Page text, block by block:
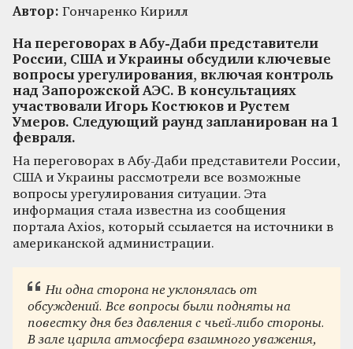
Автор: Гончаренко Кирилл
На переговорах в Абу-Даби представители
России, США и Украины обсудили ключевые
вопросы урегулирования, включая контроль
над Запорожской АЭС. В консультациях
участвовали Игорь Костюков и Рустем
Умеров. Следующий раунд запланирован на 1
февраля.
На переговорах в Абу-Даби представители России,
США и Украины рассмотрели все возможные
вопросы урегулирования ситуации. Эта
информация стала известна из сообщения
портала Axios, который ссылается на источники в
американской администрации.
Ни одна сторона не уклонялась от
обсуждений. Все вопросы были подняты на
повестку дня без давления с чьей-либо стороны.
В зале царила атмосфера взаимного уважения,